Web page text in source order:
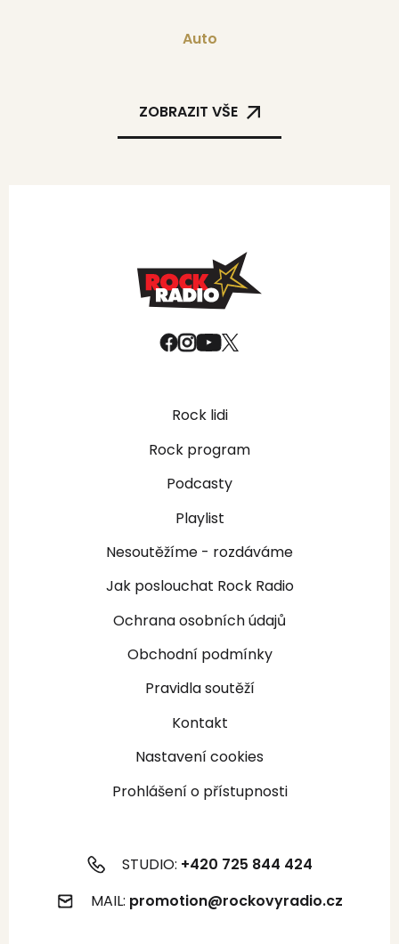
Auto
ZOBRAZIT VŠE
Rock lidi
Rock program
Podcasty
Playlist
Nesoutěžíme - rozdáváme
Jak poslouchat Rock Radio
Ochrana osobních údajů
Obchodní podmínky
Pravidla soutěží
Kontakt
Nastavení cookies
Prohlášení o přístupnosti
STUDIO: +420 725 844 424
MAIL: promotion@rockovyradio.cz